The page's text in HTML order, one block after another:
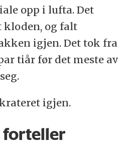
opp i lufta. Det
kloden, og falt
igjen. Det tok fra
tiår før det meste av
igjen.
forteller